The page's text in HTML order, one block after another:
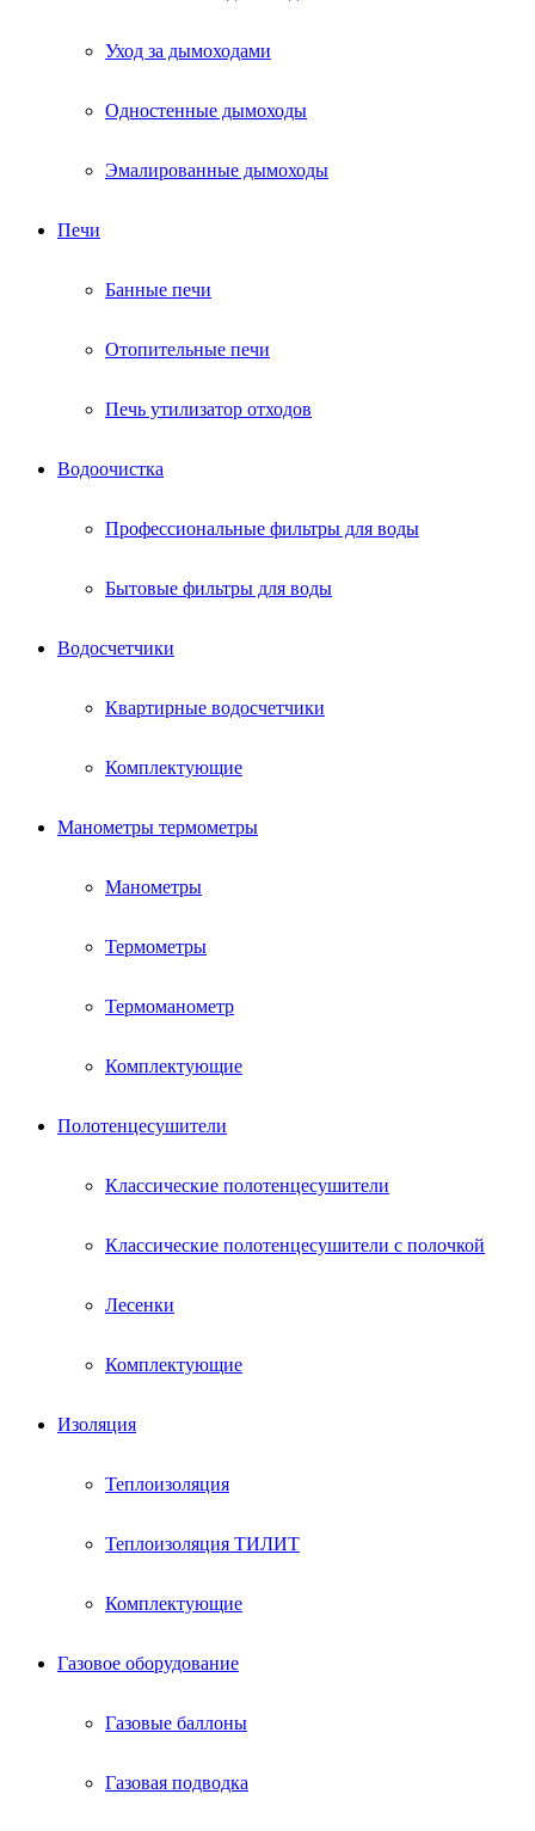
Уход за дымоходами
Одностенные дымоходы
Эмалированные дымоходы
Печи
Банные печи
Отопительные печи
Печь утилизатор отходов
Водоочистка
Профессиональные фильтры для воды
Бытовые фильтры для воды
Водосчетчики
Квартирные водосчетчики
Комплектующие
Манометры термометры
Манометры
Термометры
Термоманометр
Комплектующие
Полотенцесушители
Классические полотенцесушители
Классические полотенцесушители с полочкой
Лесенки
Комплектующие
Изоляция
Теплоизоляция
Теплоизоляция ТИЛИТ
Комплектующие
Газовое оборудование
Газовые баллоны
Газовая подводка